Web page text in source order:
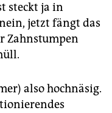
steckt ja in
nein, jetzt fängt das
Zahnstumpen
also hochnäsig.